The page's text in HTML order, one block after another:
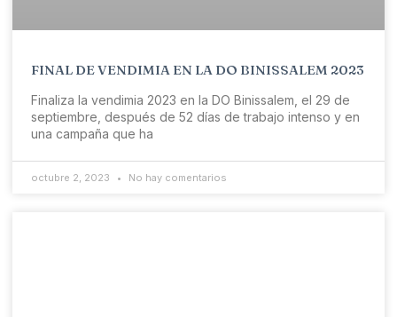
FINAL DE VENDIMIA EN LA DO BINISSALEM 2023
Finaliza la vendimia 2023 en la DO Binissalem, el 29 de
septiembre, después de 52 días de trabajo intenso y en
una campaña que ha
octubre 2, 2023 No hay comentarios